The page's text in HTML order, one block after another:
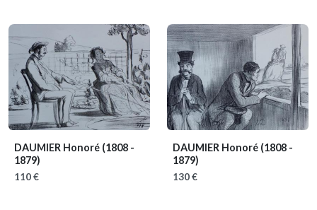
DAUMIER Honoré (1808 -
1879)
110 €
DAUMIER Honoré (1808 -
1879)
130 €